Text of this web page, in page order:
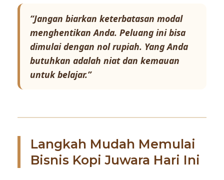
“Jangan biarkan keterbatasan modal
menghentikan Anda. Peluang ini bisa
dimulai dengan nol rupiah. Yang Anda
butuhkan adalah niat dan kemauan
untuk belajar.”
Langkah Mudah Memulai
Bisnis Kopi Juwara Hari Ini